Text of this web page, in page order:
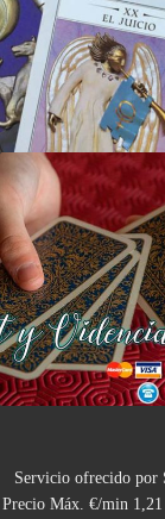
Servicio ofrecido por
Precio Máx. €/min